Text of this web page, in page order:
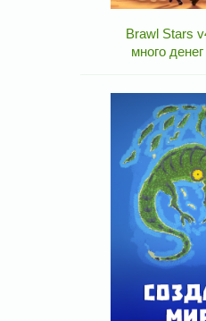
Brawl Stars
много